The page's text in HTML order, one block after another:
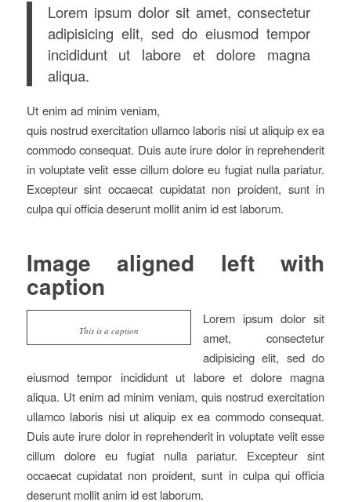
Lorem ipsum dolor sit amet, consectetur
adipisicing elit, sed do eiusmod tempor
incididunt ut labore et dolore magna
aliqua.
Ut enim ad minim veniam,
quis nostrud exercitation ullamco laboris nisi ut aliquip ex ea
commodo consequat. Duis aute irure dolor in reprehenderit
in voluptate velit esse cillum dolore eu fugiat nulla pariatur.
Excepteur sint occaecat cupidatat non proident, sunt in
culpa qui officia deserunt mollit anim id est laborum.
Image aligned left with
caption
This is a caption
Lorem ipsum dolor sit
amet, consectetur
adipisicing elit, sed do
eiusmod tempor incididunt ut labore et dolore magna
aliqua. Ut enim ad minim veniam, quis nostrud exercitation
ullamco laboris nisi ut aliquip ex ea commodo consequat.
Duis aute irure dolor in reprehenderit in voluptate velit esse
cillum dolore eu fugiat nulla pariatur. Excepteur sint
occaecat cupidatat non proident, sunt in culpa qui officia
deserunt mollit anim id est laborum.